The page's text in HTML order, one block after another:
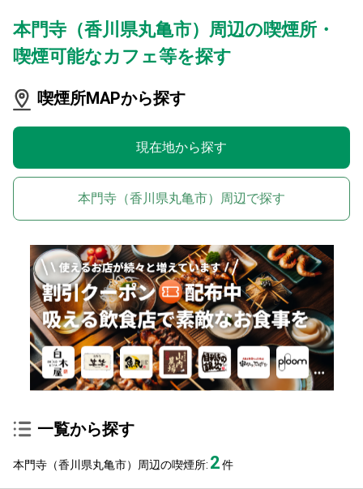
本門寺（香川県丸亀市）周辺の喫煙所・
喫煙可能なカフェ等を探す
喫煙所MAPから探す
現在地から探す
本門寺（香川県丸亀市）周辺で探す
一覧から探す
本門寺（香川県丸亀市）周辺の喫煙所: 2件